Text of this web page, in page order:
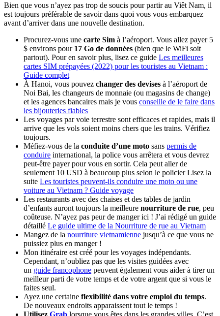
Bien que vous n’ayez pas trop de soucis pour partir au Viêt Nam, il
est toujours préférable de savoir dans quoi vous vous embarquez
avant d’arriver dans une nouvelle destination.
Procurez-vous une carte Sim à l’aéroport. Vous allez payer 5
$ environs pour 17 Go de données (bien que le WiFi soit
partout). Pour en savoir plus, lisez ce guide Les meilleures
cartes SIM prépayées (2022) pour les touristes au Vietnam :
Guide complet
À Hanoi, vous pouvez changer des devises à l’aéroport de
Noi Bai, les changeurs de monnaie (ou magasins de change)
et les agences bancaires mais je vous conseille de le faire dans
les bijouteries fiables
Les voyages par voie terrestre sont efficaces et rapides, mais il
arrive que les vols soient moins chers que les trains. Vérifiez
toujours.
Méfiez-vous de la conduite d’une moto sans permis de
conduire international, la police vous arrêtera et vous devrez
peut-être payer pour vous en sortir. Cela peut aller de
seulement 10 USD à beaucoup plus selon le policier Lisez la
suite Les touristes peuvent-ils conduire une moto ou une
voiture au Vietnam ? Guide voyage
Les restaurants avec des chaises et des tables de jardin
d’enfants auront toujours la meilleure nourriture de rue, peu
coûteuse. N’ayez pas peur de manger ici ! J’ai rédigé un guide
détaillé Le guide ultime de la Nourriture de rue au Vietnam
Mangez de la nourriture vietnamienne jusqu’à ce que vous ne
puissiez plus en manger !
Mon itinéraire est créé pour les voyages indépendants.
Cependant, n’oubliez pas que les visites guidées avec
un guide francophone peuvent également vous aider à tirer un
meilleur parti de votre temps et de votre argent que si vous le
faites seul.
Ayez une certaine flexibilité dans votre emploi du temps.
De nouveaux endroits apparaissent tout le temps !
Utilisez Grab lorsque vous êtes dans les grandes villes. C’est